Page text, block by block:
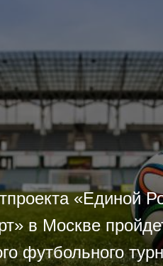
«Единой
в Москве
футбольного